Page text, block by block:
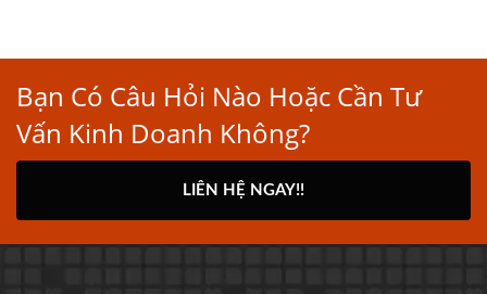
Bạn Có Câu Hỏi Nào Hoặc Cần Tư
Vấn Kinh Doanh Không?
LIÊN HỆ NGAY!!